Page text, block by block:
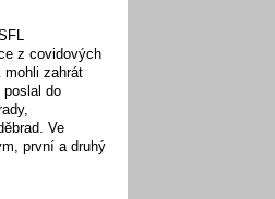
z covidových
mohli zahrát
do
Ve
první a druhý